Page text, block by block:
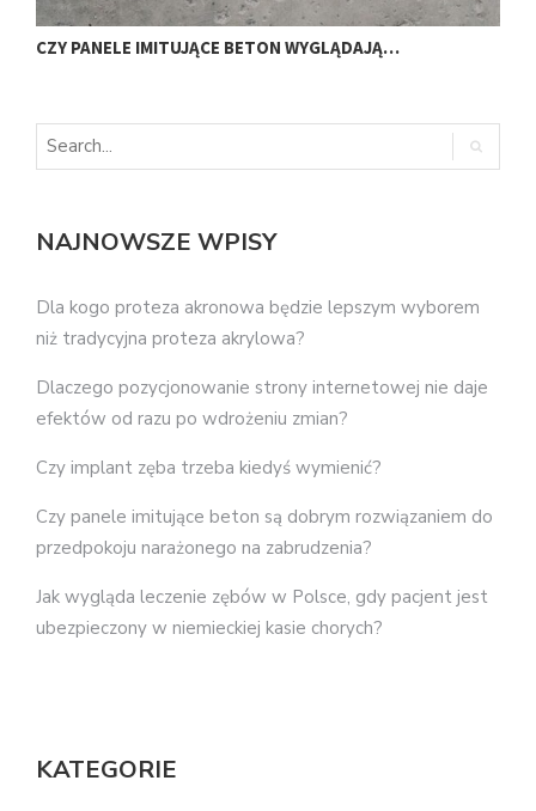
CZY PANELE IMITUJĄCE BETON WYGLĄDAJĄ…
NAJNOWSZE WPISY
Dla kogo proteza akronowa będzie lepszym wyborem
niż tradycyjna proteza akrylowa?
Dlaczego pozycjonowanie strony internetowej nie daje
efektów od razu po wdrożeniu zmian?
Czy implant zęba trzeba kiedyś wymienić?
Czy panele imitujące beton są dobrym rozwiązaniem do
przedpokoju narażonego na zabrudzenia?
Jak wygląda leczenie zębów w Polsce, gdy pacjent jest
ubezpieczony w niemieckiej kasie chorych?
KATEGORIE